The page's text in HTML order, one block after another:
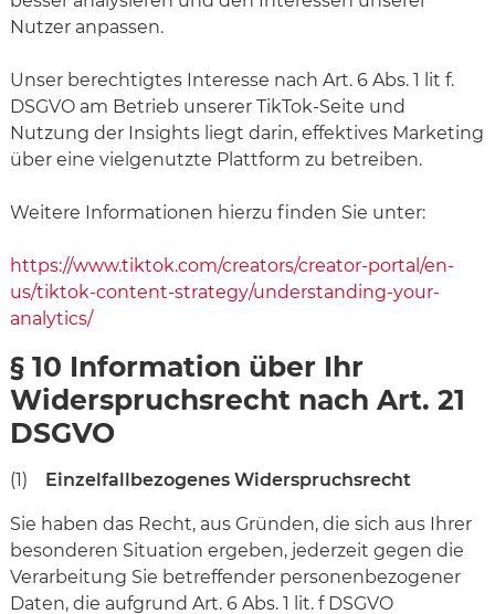
Nutzer anpassen.
Unser berechtigtes Interesse nach Art. 6 Abs. 1 lit f.
DSGVO am Betrieb unserer TikTok-Seite und
Nutzung der Insights liegt darin, effektives Marketing
über eine vielgenutzte Plattform zu betreiben.
Weitere Informationen hierzu finden Sie unter:
https://www.tiktok.com/creators/creator-portal/en-
us/tiktok-content-strategy/understanding-your-
analytics/
§ 10 Information über Ihr
Widerspruchsrecht nach Art. 21
DSGVO
(1) Einzelfallbezogenes Widerspruchsrecht
Sie haben das Recht, aus Gründen, die sich aus Ihrer
besonderen Situation ergeben, jederzeit gegen die
Verarbeitung Sie betreffender personenbezogener
Daten, die aufgrund Art. 6 Abs. 1 lit. f DSGVO